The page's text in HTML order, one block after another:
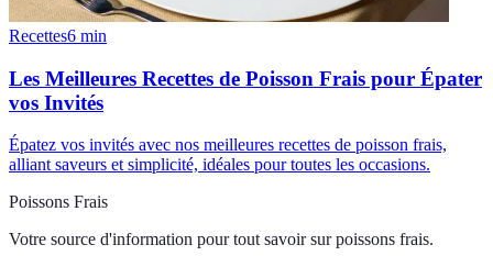
Recettes6 min
Les Meilleures Recettes de Poisson Frais pour Épater
vos Invités
Épatez vos invités avec nos meilleures recettes de poisson frais,
alliant saveurs et simplicité, idéales pour toutes les occasions.
Poissons Frais
Votre source d'information pour tout savoir sur poissons frais.